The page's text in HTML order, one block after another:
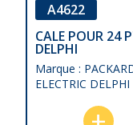
A4622
CALE POUR 24
DELPHI
Marque :
ELECTRIC DELPHI